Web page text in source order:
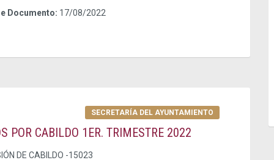
Documento: 17/08/2022
SECRETARÍA DEL AYUNTAMIENTO
POR CABILDO 1ER. TRIMESTRE 2022
DE CABILDO -15023